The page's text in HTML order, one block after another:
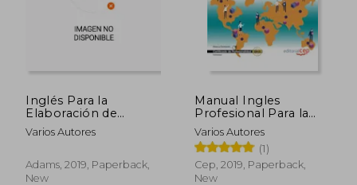
Inglés Para la
Elaboración de
Documentos (in
Spanish)
Varios Autores
Adams, 2019, Paperback,
New
Manual Ingles
Profesional Para la
Logistica y
Transporte
Internacional (in
Spanish)
Varios Autores
(1)
Cep, 2019, Paperback,
New